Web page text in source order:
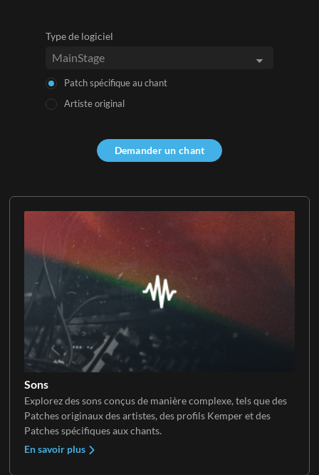
Sons
Explorez des sons conçus de manière complexe, tels que des
Patches originaux des artistes, des profils Kemper et des
Patches spécifiques aux chants.
En savoir plus
Type de logiciel
Patch spécifique au chant
Artiste original
Demander un chant